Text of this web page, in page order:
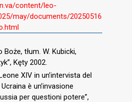
content/leo-
may/documents/20250516
tłum. W. Kubicki,
Kęty 2002.
XIV in un’intervista del
è un’invasione
per questioni potere”,